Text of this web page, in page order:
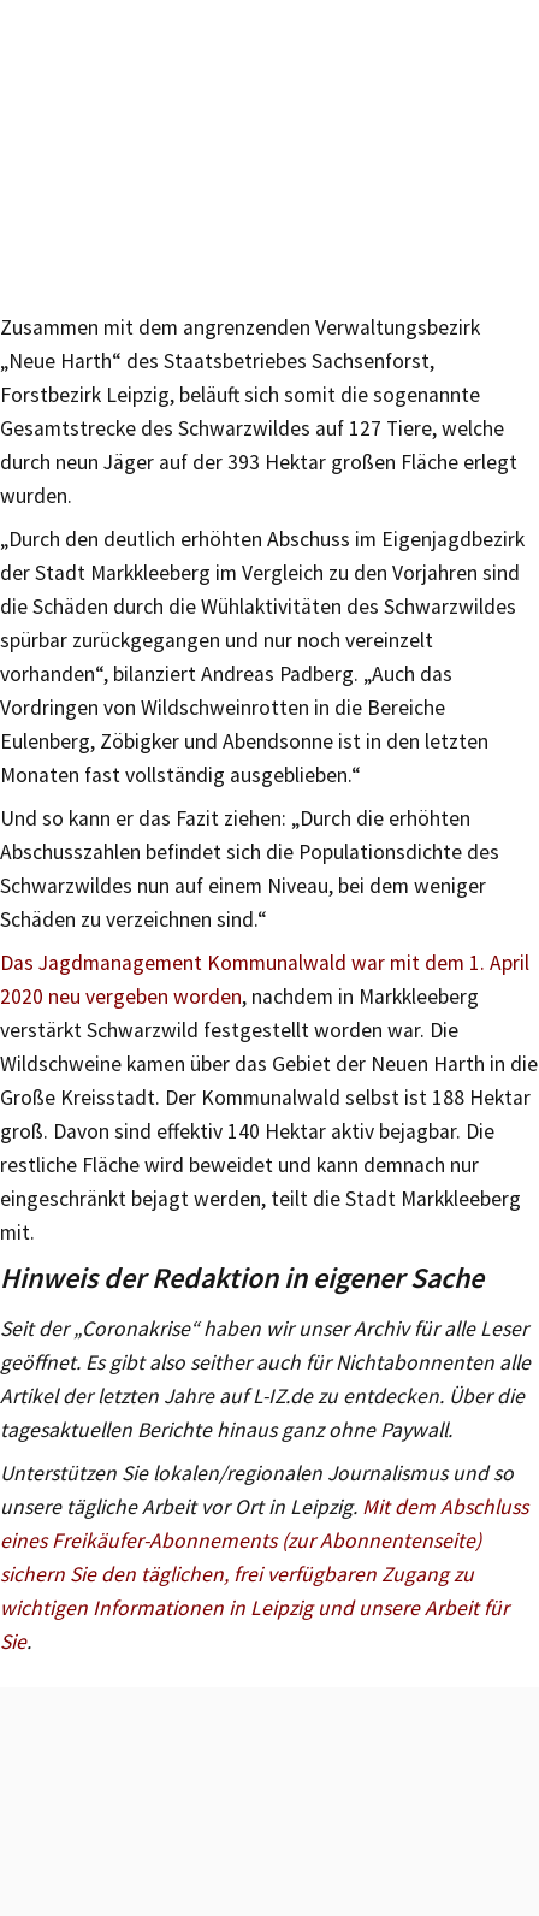
Zusammen mit dem angrenzenden Verwaltungsbezirk
„Neue Harth“ des Staatsbetriebes Sachsenforst,
Forstbezirk Leipzig, beläuft sich somit die sogenannte
Gesamtstrecke des Schwarzwildes auf 127 Tiere, welche
durch neun Jäger auf der 393 Hektar großen Fläche erlegt
wurden.
„Durch den deutlich erhöhten Abschuss im Eigenjagdbezirk
der Stadt Markkleeberg im Vergleich zu den Vorjahren sind
die Schäden durch die Wühlaktivitäten des Schwarzwildes
spürbar zurückgegangen und nur noch vereinzelt
vorhanden“, bilanziert Andreas Padberg. „Auch das
Vordringen von Wildschweinrotten in die Bereiche
Eulenberg, Zöbigker und Abendsonne ist in den letzten
Monaten fast vollständig ausgeblieben.“
Und so kann er das Fazit ziehen: „Durch die erhöhten
Abschusszahlen befindet sich die Populationsdichte des
Schwarzwildes nun auf einem Niveau, bei dem weniger
Schäden zu verzeichnen sind.“
Das Jagdmanagement Kommunalwald war mit dem 1. April
2020 neu vergeben worden, nachdem in Markkleeberg
verstärkt Schwarzwild festgestellt worden war. Die
Wildschweine kamen über das Gebiet der Neuen Harth in die
Große Kreisstadt. Der Kommunalwald selbst ist 188 Hektar
groß. Davon sind effektiv 140 Hektar aktiv bejagbar. Die
restliche Fläche wird beweidet und kann demnach nur
eingeschränkt bejagt werden, teilt die Stadt Markkleeberg
mit.
Hinweis der Redaktion in eigener Sache
Seit der „Coronakrise“ haben wir unser Archiv für alle Leser
geöffnet. Es gibt also seither auch für Nichtabonnenten alle
Artikel der letzten Jahre auf L-IZ.de zu entdecken. Über die
tagesaktuellen Berichte hinaus ganz ohne Paywall.
Unterstützen Sie lokalen/regionalen Journalismus und so
unsere tägliche Arbeit vor Ort in Leipzig. Mit dem Abschluss
eines Freikäufer-Abonnements (zur Abonnentenseite)
sichern Sie den täglichen, frei verfügbaren Zugang zu
wichtigen Informationen in Leipzig und unsere Arbeit für
Sie.